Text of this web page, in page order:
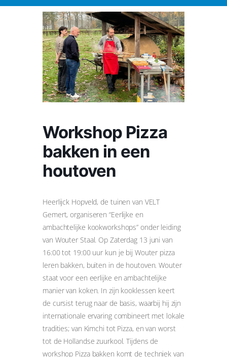
Workshop Pizza
bakken in een
houtoven
Heerlijck Hopveld, de tuinen van VELT
Gemert, organiseren “Eerlijke en
ambachtelijke kookworkshops” onder leiding
van Wouter Staal. Op Zaterdag 13 juni van
16:00 tot 19:00 uur kun je bij Wouter pizza
leren bakken, buiten in de houtoven. Wouter
staat voor een eerlijke en ambachtelijke
manier van koken. In zijn kooklessen keert
de cursist terug naar de basis, waarbij hij zijn
internationale ervaring combineert met lokale
tradities; van Kimchi tot Pizza, en van worst
tot de Hollandse zuurkool. Tijdens de
workshop Pizza bakken komt de techniek van